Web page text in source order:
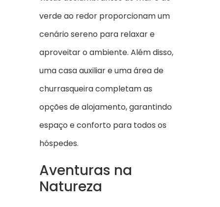
verde ao redor proporcionam um
cenário sereno para relaxar e
aproveitar o ambiente. Além disso,
uma casa auxiliar e uma área de
churrasqueira completam as
opções de alojamento, garantindo
espaço e conforto para todos os
hóspedes.
Aventuras na
Natureza